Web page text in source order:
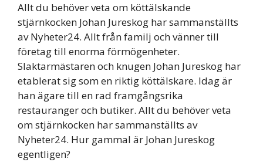
Allt du behöver veta om köttälskande
stjärnkocken Johan Jureskog har sammanställts
av Nyheter24. Allt från familj och vänner till
företag till enorma förmögenheter.
Slaktarmästaren och knugen Johan Jureskog har
etablerat sig som en riktig köttälskare. Idag är
han ägare till en rad framgångsrika
restauranger och butiker. Allt du behöver veta
om stjärnkocken har sammanställts av
Nyheter24. Hur gammal är Johan Jureskog
egentligen?